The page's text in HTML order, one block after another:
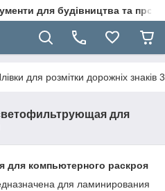
для будівництва та
для розмітки дорожніх знаків
для
для компьютерного раскроя
для ламинирования